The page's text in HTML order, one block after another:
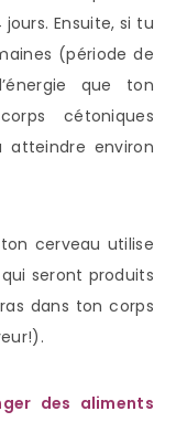
Ensuite, si tu
(période de
que ton
cétoniques
atteindre environ
cerveau utilise
seront produits
dans ton corps
des aliments